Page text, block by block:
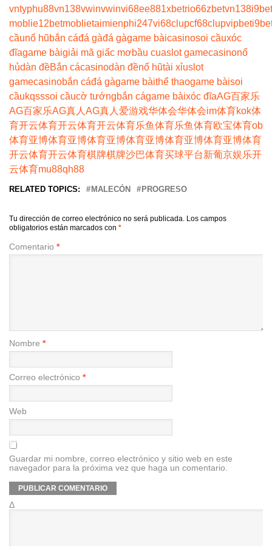
vntyphu88vn138vwinvwinvi68ee881xbetrio66zbetvn138
moblie12betmoblietaimienphi247vi68clupcf68clupvipbet
cầunổ hũbắn cáđá gàđá gàgame bàicasinosoi cầuxóc
đĩagame bàigiải mã giấc mơbầu cuaslot gamecasinonổ
hủdàn đềBắn cácasinodàn đềnổ hũtài xỉuslot
gamecasinobắn cáđá gàgame bàithể thaogame bàisoi
cầukqsssoi cầucờ tướngbắn cágame bàixóc đĩaAG百家乐
AG百家乐AG真人 AG真人 爱游戏华体会华体会im体育kok体
育开云体育开云体育开云体育乐鱼体育乐鱼体育欧宝体育ob
体育亚博体育亚博体育亚博体育亚博体育亚博体育亚博体育
开云体育开云体育棋牌棋牌沙巴体育买球平台新葡京娱乐开
云体育mu88qh88
RELATED TOPICS: MALECÓN PROGRESO
Tu dirección de correo electrónico no será publicada. Los campos
obligatorios están marcados con *
Comentario *
Nombre *
Correo electrónico *
Web
Guardar mi nombre, correo electrónico y sitio web en este
navegador para la próxima vez que haga un comentario.
Δ